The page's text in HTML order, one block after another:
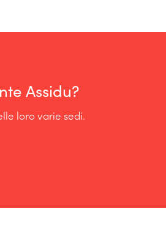
Assidu?
loro varie sedi.